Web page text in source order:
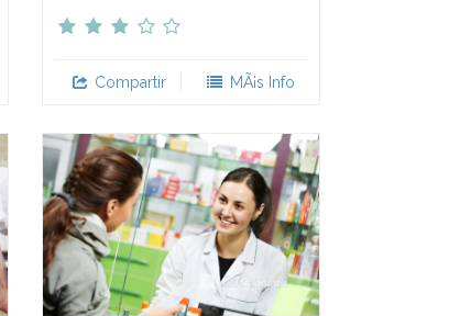
Compartir MÃ¡s Info